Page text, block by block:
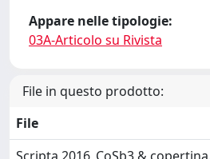
Appare nelle tipologie:
03A-Articolo su Rivista
File in questo prodotto:
File